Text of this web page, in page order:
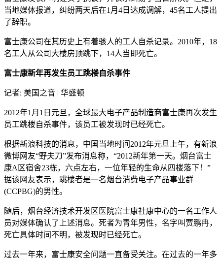
当地媒体报道，纠纷两天后在1月4日达成调解，45名工人提出
了辞职。
富士康公司在其历史上有着骇人的工人自杀记录。2010年，18
名工人从公司大楼房顶跳下，14人当即死亡。
富士康新年再发生员工跳楼自杀事件
记者: 美国之音 | 华盛顿
2012年1月1日元旦，全球最大电子产品制造商富士康再次发生
员工跳楼自杀事件，该员工被发现时已经死亡。
根据新浪科技的消息，中国当地时间2012年元旦上午，有新浪
微博网友“野夫刀”发布消息称，“2012新年第一天。烟台富士
康A区宿舍23栋，六点左右，一位年轻的生命从四楼落下！”
据该网友表示，跳楼者是一名烟台消费电子产品事业群
(CCPBG)的男性。
随后，烟台经济技术开发区医院富士康社康中心的一名工作人
员对媒体确认了上述消息。死者为青年男性，名字叫贾鹏冉，
死亡具体时间不明，被发现时已经死亡。
过去一年来，富士康安全问题一直备受关注。在过去的一年多